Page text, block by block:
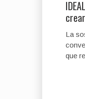
La
que